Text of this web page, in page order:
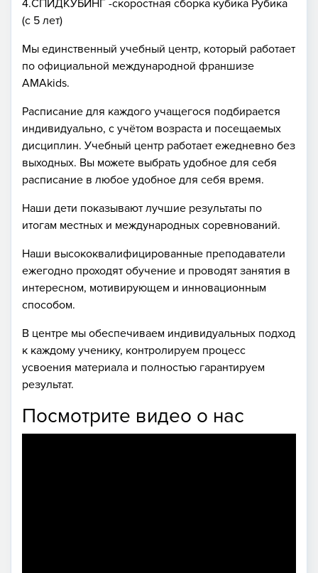
4.СПИДКУБИНГ -скоростная сборка кубика Рубика
(с 5 лет)
Мы единственный учебный центр, который работает
по официальной международной франшизе
AMAkids.
Расписание для каждого учащегося подбирается
индивидуально, с учётом возраста и посещаемых
дисциплин. Учебный центр работает ежедневно без
выходных. Вы можете выбрать удобное для себя
расписание в любое удобное для себя время.
Наши дети показывают лучшие результаты по
итогам местных и международных соревнований.
Наши высококвалифицированные преподаватели
ежегодно проходят обучение и проводят занятия в
интересном, мотивирующем и инновационным
способом.
В центре мы обеспечиваем индивидуальных подход
к каждому ученику, контролируем процесс
усвоения материала и полностью гарантируем
результат.
Посмотрите видео о нас